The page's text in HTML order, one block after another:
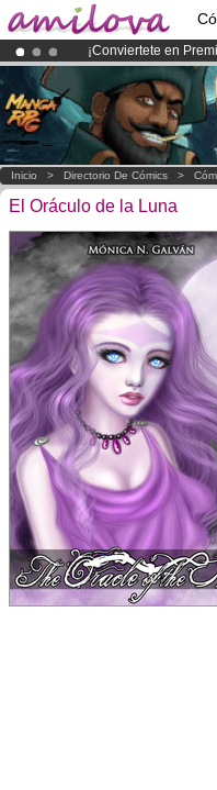
¡Conviertete en
¡El Kickstarter
¡Ya tenemos 100000
Inicio > Directorio De Cómics >
El Oráculo de la Luna